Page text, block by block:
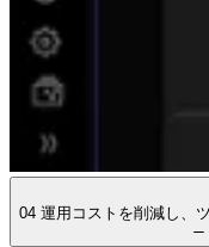
04 運用コストを削減し、